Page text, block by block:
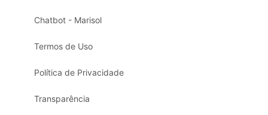
Chatbot - Marisol
Termos de Uso
Política de Privacidade
Transparência